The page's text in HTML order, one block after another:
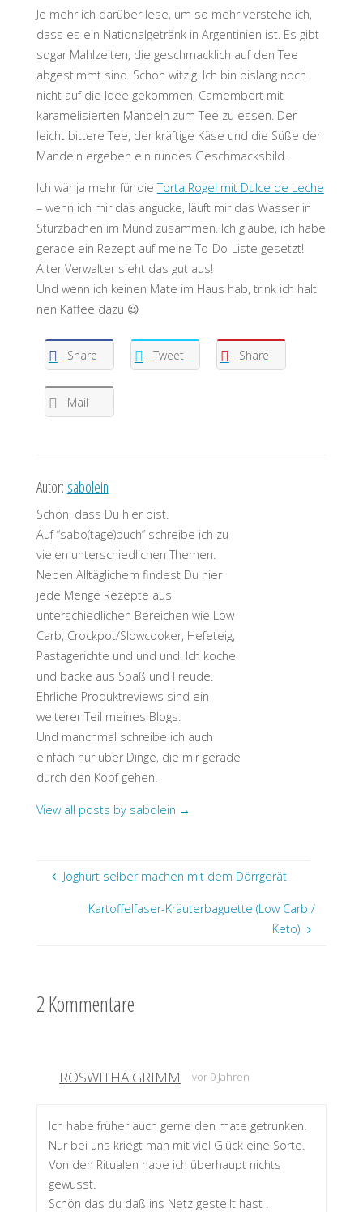
Je mehr ich darüber lese, um so mehr verstehe ich,
dass es ein Nationalgetränk in Argentinien ist. Es gibt
sogar Mahlzeiten, die geschmacklich auf den Tee
abgestimmt sind. Schon witzig. Ich bin bislang noch
nicht auf die Idee gekommen, Camembert mit
karamelisierten Mandeln zum Tee zu essen. Der
leicht bittere Tee, der kräftige Käse und die Süße der
Mandeln ergeben ein rundes Geschmacksbild.
Ich wär ja mehr für dieTorta Rogel mit Dulce de Leche
– wenn ich mir das angucke, läuft mir das Wasser in
Sturzbächen im Mund zusammen. Ich glaube, ich habe
gerade ein Rezept auf meine To-Do-Liste gesetzt!
Alter Verwalter sieht das gut aus!
Und wenn ich keinen Mate im Haus hab, trink ich halt
nen Kaffee dazu 😉
Share Tweet Share
Mail
Autor: sabolein
Schön, dass Du hier bist.
Auf “sabo(tage)buch” schreibe ich zu
vielen unterschiedlichen Themen.
Neben Alltäglichem findest Du hier
jede Menge Rezepte aus
unterschiedlichen Bereichen wie Low
Carb, Crockpot/Slowcooker, Hefeteig,
Pastagerichte und und und. Ich koche
und backe aus Spaß und Freude.
Ehrliche Produktreviews sind ein
weiterer Teil meines Blogs.
Und manchmal schreibe ich auch
einfach nur über Dinge, die mir gerade
durch den Kopf gehen.
View all posts by sabolein →
Joghurt selber machen mit dem Dörrgerät
Kartoffelfaser-Kräuterbaguette (Low Carb /
Keto)
2 Kommentare
ROSWITHA GRIMM vor 9 Jahren
Ich habe früher auch gerne den mate getrunken.
Nur bei uns kriegt man mit viel Glück eine Sorte.
Von den Ritualen habe ich überhaupt nichts
gewusst.
Schön das du daß ins Netz gestellt hast .